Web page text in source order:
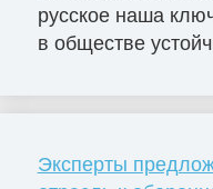
русское наша
в обществе
Эксперты